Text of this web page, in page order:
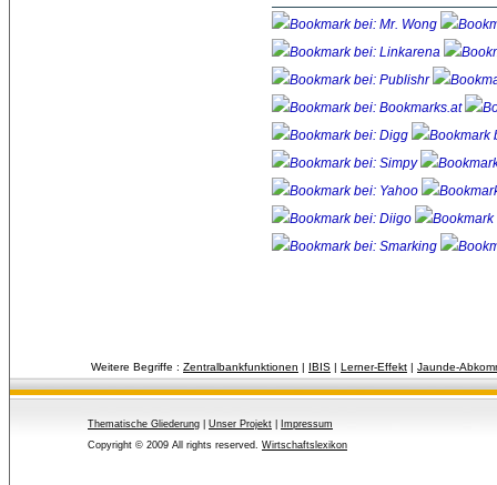
Weitere Begriffe : Zentralbankfunktionen | IBIS | Lerner-Effekt | Jaunde-
Thematische Gliederung Unser Projekt
Impressum
Copyright © 2009 All rights reserved. Wirtschaftslexikon